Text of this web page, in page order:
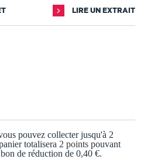
LIRE UN EXTRAIT
pouvez collecter jusqu'à 2
totalisera 2 points pouvant
de réduction de 0,40 €.